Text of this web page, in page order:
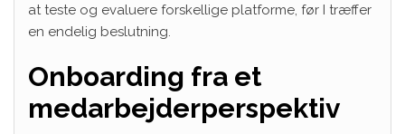
at teste og evaluere forskellige platforme, før I træffer
en endelig beslutning.
Onboarding fra et
medarbejderperspektiv